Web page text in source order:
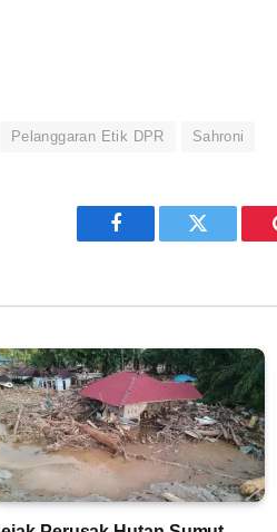
Pelanggaran Etik DPR Sahroni
Facebook Twitter